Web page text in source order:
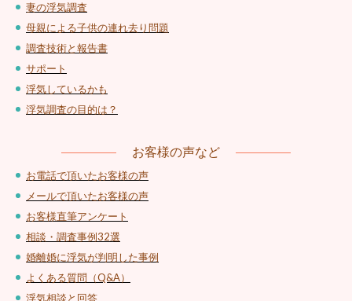
妻の浮気調査
母親による子供の連れ去り問題
調査技術と報告書
サポート
浮気しているかも
浮気調査の目的は？
お客様の声など
お電話で頂いたお客様の声
メールで頂いたお客様の声
お客様直筆アンケート
相談・調査事例32選
婚離婚に浮気が判明した事例
よくある質問（Q&A）
浮気相談と回答